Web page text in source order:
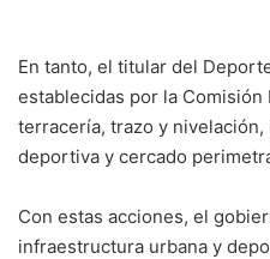
En tanto, el titular del
establecidas por la
terracería, trazo y
deportiva y cercado
Con estas acciones, el
infraestructura urbana y